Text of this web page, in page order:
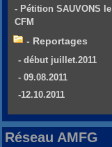
- Pétition SAUVONS le
CFM
- Reportages
- début juillet.2011
- 09.08.2011
-12.10.2011
Réseau AMFG